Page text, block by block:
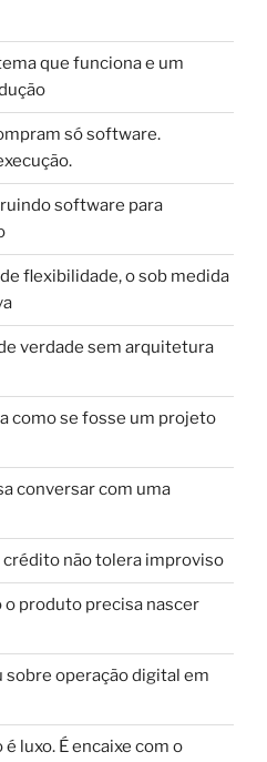
que funciona e um
só software.
software para
flexibilidade, o sob medida
verdade sem arquitetura
como se fosse um projeto
conversar com uma
não tolera improviso
o produto precisa nascer
sobre operação digital em
luxo. É encaixe com o